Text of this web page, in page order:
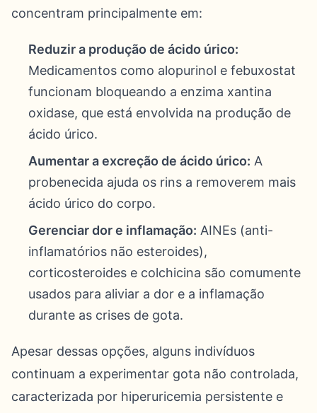
concentram principalmente em:
Reduzir a produção de ácido úrico:
Medicamentos como alopurinol e febuxostat
funcionam bloqueando a enzima xantina
oxidase, que está envolvida na produção de
ácido úrico.
Aumentar a excreção de ácido úrico: A
probenecida ajuda os rins a removerem mais
ácido úrico do corpo.
Gerenciar dor e inflamação: AINEs (anti-
inflamatórios não esteroides),
corticosteroides e colchicina são comumente
usados para aliviar a dor e a inflamação
durante as crises de gota.
Apesar dessas opções, alguns indivíduos
continuam a experimentar gota não controlada,
caracterizada por hiperuricemia persistente e